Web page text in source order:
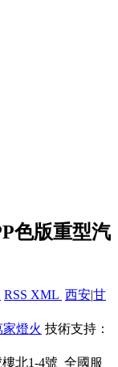
色版重型汽
RSS XML 西安|甘
技術支持：
樓北1-4號 全國服